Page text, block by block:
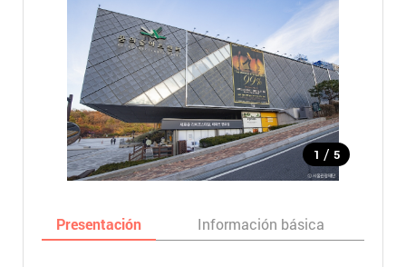
1 / 5
Presentación Información básica